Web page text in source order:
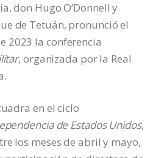
don Hugo O’Donnell y
de Tetuán, pronunció el
2023 la conferencia
, organizada por la Real
en el ciclo
de Estados Unidos,
los meses de abril y mayo,